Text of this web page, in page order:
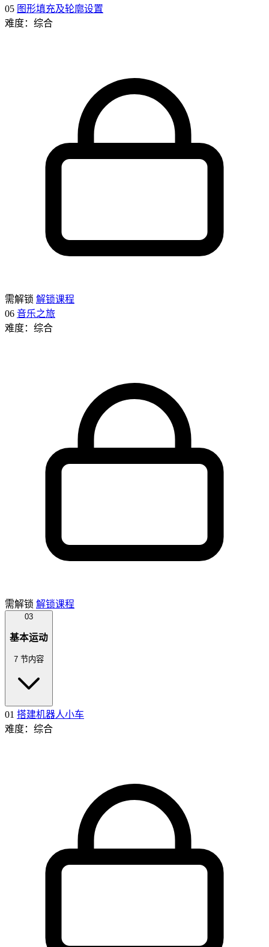
05 图形填充及轮廓设置
难度：综合
需解锁 解锁课程
06 音乐之旅
难度：综合
需解锁 解锁课程
03
基本运动
7 节内容
01 搭建机器人小车
难度：综合